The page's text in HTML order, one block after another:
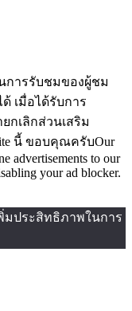
การรับชมของผู้ชม
เมื่อได้รับการ
เลิกส่วนเสริม
นี้ ขอบคุณครับOur
advertisements to our
your ad blocker.
มประสิทธิภาพในการ